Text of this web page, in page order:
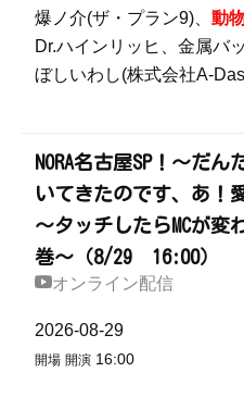
爆ノ介(ザ・プラン9)、 動
Dr.ハインリッヒ、金属バ
ぼしいわし(株式会社A-
NORA名古屋SP！～だ
いてきたのです、あ！
～タッチしたらMCが変
巻～（8/29 16:00）
オンライン配信
2026-08-29
開場 開演 16:00